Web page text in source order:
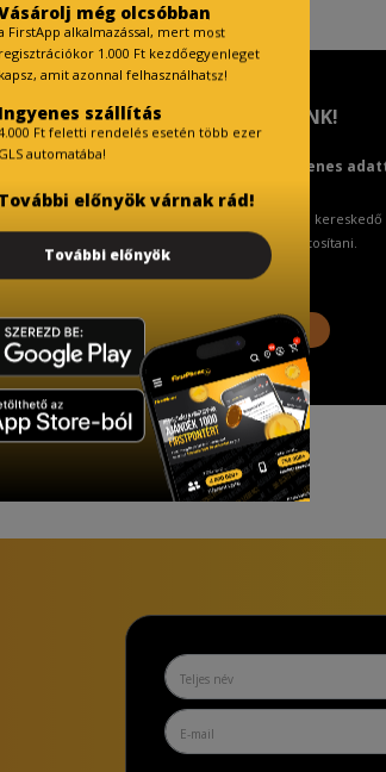
TISZTELT VÁSÁRLÓNK!
Fizetésnél kérje az ingyenes
A Kormány döntése alapján a
ingyenes adattörlő kódot biztosítani.
További információ
még olcsóbban
FirstApp alkalmazással, mert most
regisztrációkor 1.000 Ft kezdőegyenleget
kapsz, amit azonnal felhasználhatsz!
Ingyenes szállítás
Ft feletti rendelés esetén több ezer
GLS automatába!
További előnyök várnak rád!
További előnyök